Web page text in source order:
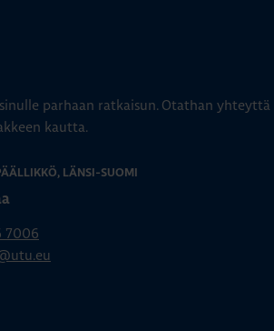
parhaan ratkaisun. Otathan yhteyttä
kautta.
LÄNSI-SUOMI
7006